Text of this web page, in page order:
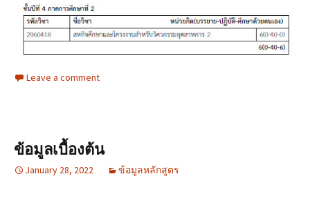
Leave a comment
ข้อมูลเบื้องต้น
January 28, 2022 ข้อมูลหลักสูตร